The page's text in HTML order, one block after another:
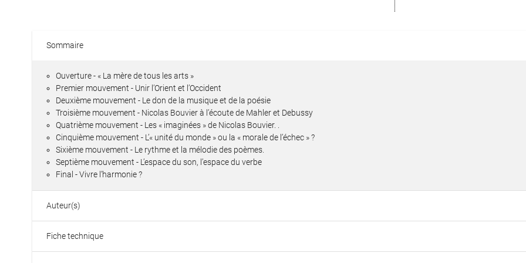
Sommaire
Ouverture - « La mère de tous les arts »
Premier mouvement - Unir l’Orient et l’Occident
Deuxième mouvement - Le don de la musique et de la poésie
Troisième mouvement - Nicolas Bouvier à l’écoute de Mahler et Debussy
Quatrième mouvement - Les « imaginées » de Nicolas Bouvier. .
Cinquième mouvement - L’« unité du monde » ou la « morale de l’échec » ?
Sixième mouvement - Le rythme et la mélodie des poèmes.
Septième mouvement - L’espace du son, l’espace du verbe
Final - Vivre l’harmonie ?
Auteur(s)
Fiche technique